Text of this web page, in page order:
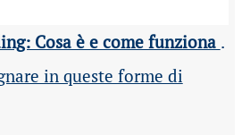
Cosa è e come funziona .
in queste forme di